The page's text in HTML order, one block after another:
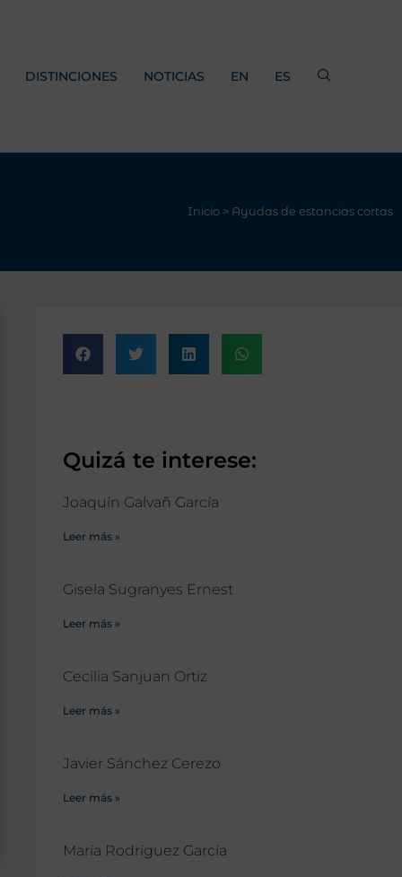
DISTINCIONES NOTICIAS EN ES
Inicio > Ayudas de estancias cortas
Quizá te interese:
Joaquín Galvañ García
Leer más »
Gisela Sugranyes Ernest
Leer más »
Cecilia Sanjuan Ortiz
Leer más »
Javier Sánchez Cerezo
Leer más »
María Rodríguez García